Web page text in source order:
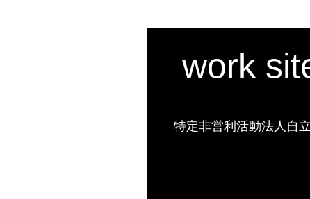
work
特定非営利活動法人自立